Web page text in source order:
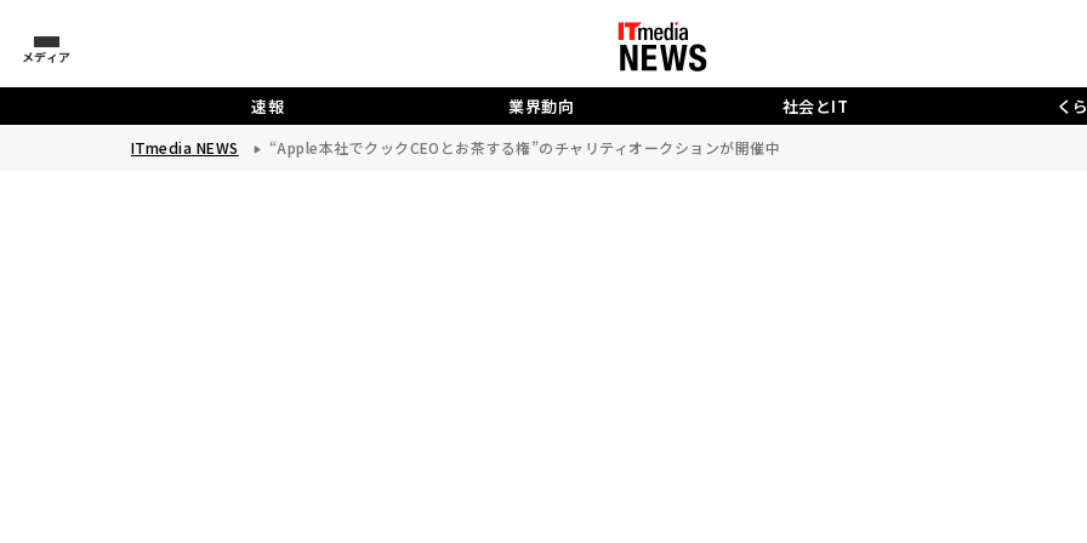
メディア
速報 業界動向 社会とIT く
ITmedia NEWS “Apple本社でクックCEOとお茶する権”のチャリティオークションが開催中